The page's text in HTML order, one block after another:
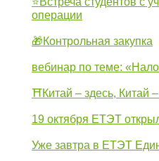
операции
🎁Контрольная закупка
вебинар по теме:
⛩Китай – здесь, Китай
19 октября ЕТЭТ
Уже завтра в ЕТЭТ